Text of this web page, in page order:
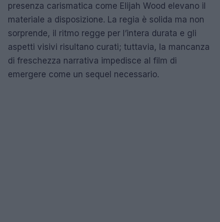
presenza carismatica come Elijah Wood elevano il
materiale a disposizione. La regia è solida ma non
sorprende, il ritmo regge per l’intera durata e gli
aspetti visivi risultano curati; tuttavia, la mancanza
di freschezza narrativa impedisce al film di
emergere come un sequel necessario.